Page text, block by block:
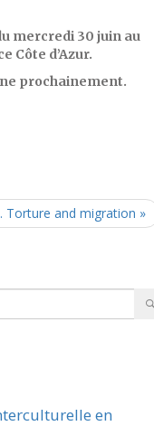
mercredi 30 juin au
Côte d’Azur.
prochainement.
Torture and migration »
en